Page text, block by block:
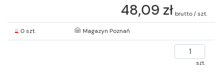
48,09 zł brutto / szt.
0 szt. Magazyn Poznań
szt.